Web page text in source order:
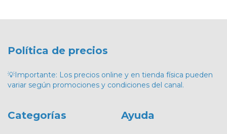
Política de precios
💡Importante: Los precios online y en tienda física pueden
variar según promociones y condiciones del canal.
Categorías Ayuda